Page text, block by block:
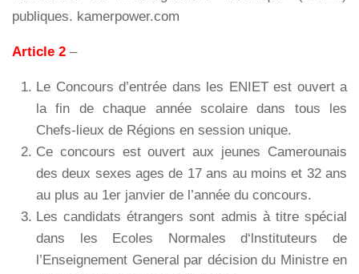
publiques. kamerpower.com
Article 2 –
Le Concours d’entrée dans les ENIET est ouvert a
la fin de chaque année scolaire dans tous les
Chefs-lieux de Régions en session unique.
Ce concours est ouvert aux jeunes Camerounais
des deux sexes ages de 17 ans au moins et 32 ans
au plus au 1er janvier de l’année du concours.
Les candidats étrangers sont admis à titre spécial
dans les Ecoles Normales d‘lnstituteurs de
l’Enseignement General par décision du Ministre en